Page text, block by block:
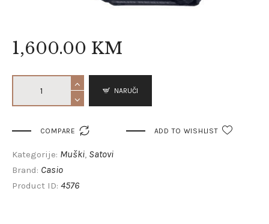
1,600.00 KM
NARUČI
COMPARE  ADD TO WISHLIST
Kategorije: Muški, Satovi
Brand: Casio
Product ID: 4576